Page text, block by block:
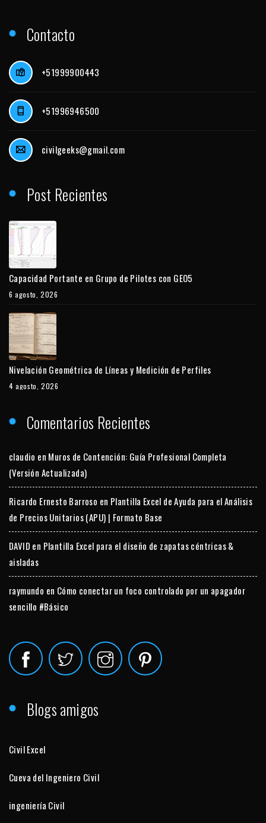
Contacto
+51999900443
+51996946500
civilgeeks@gmail.com
Post Recientes
Capacidad Portante en Grupo de Pilotes con GEO5
6 agosto, 2026
Nivelación Geométrica de Líneas y Medición de Perfiles
4 agosto, 2026
Comentarios Recientes
claudio en Muros de Contención: Guía Profesional Completa
(Versión Actualizada)
Ricardo Ernesto Barroso en Plantilla Excel de Ayuda para el Análisis
de Precios Unitarios (APU) | Formato Base
DAVID en Plantilla Excel para el diseño de zapatas céntricas &
aisladas
raymundo en Cómo conectar un foco controlado por un apagador
sencillo #Básico
Blogs amigos
Civil Excel
Cueva del Ingeniero Civil
ingeniería Civil